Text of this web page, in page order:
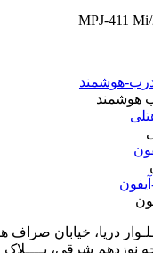
MPJ-411
هوشمند
دریا، خیابان صراف
نوزدهم شرقی، پــــلاک ۱۰